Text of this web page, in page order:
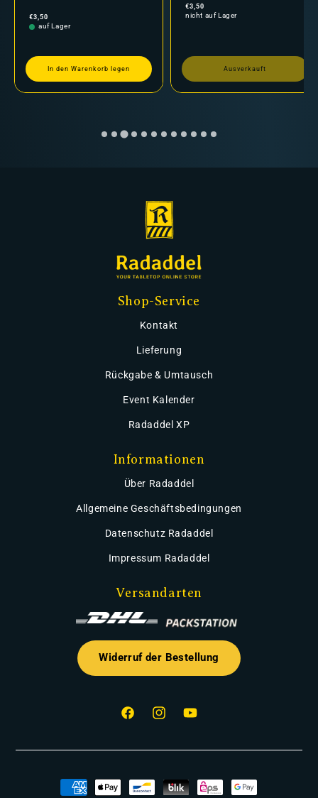
Normaler
Preis
€3,50
auf Lager
In den Warenkorb legen
Normaler
Preis
€3,50
nicht auf Lager
Ausverkauft
Shop-Service
Kontakt
Lieferung
Rückgabe & Umtausch
Event Kalender
Radaddel XP
Informationen
Über Radaddel
Allgemeine Geschäftsbedingungen
Datenschutz Radaddel
Impressum Radaddel
Versandarten
Widerruf der Bestellung
FacebookInstagramYouTube
Zahlungsmethoden